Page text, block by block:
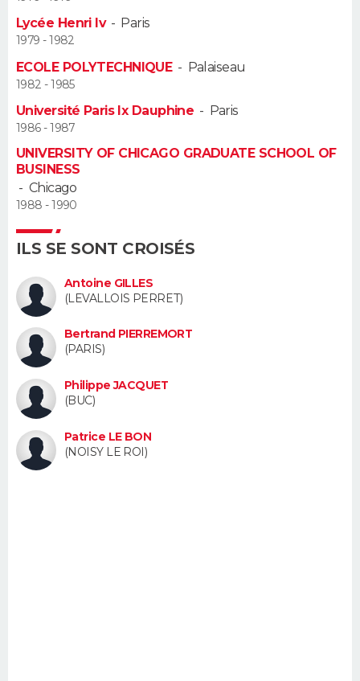
Alimentation
Guide de la santé
Maladies
Médicaments
Sommeil
VOYAGE
Destinations
City break
Voyage nature
Voyage de noces
Forum
Climat
+
PHOTO
GUIDES D'ACHAT
BONS PLANS
CARTE DE VOEUX
Dictionnaire
Biographies
Citations
Expressions
Proverbes
COPAINS D'AVANT
S'inscrire
Se connecter
Lycées
Collèges
Primaires
Universités
Entreprises
Service militaire
Avis de recherche
AVIS DE DÉCÈS
Bricolage
Lifestyle
Culture
Sport
Auto
Television
Voyage
Cinema
Lycée Henri Iv- Paris
1979 - 1982
ECOLE POLYTECHNIQUE- Palaiseau
1982 - 1985
Université Paris Ix Dauphine - Paris
1986 - 1987
UNIVERSITY OF CHICAGO GRADUATE SCHOOL OF
BUSINESS
- Chicago
1988 - 1990
ILS SE SONT CROISÉS
Antoine GILLES
(LEVALLOIS PERRET)
Bertrand PIERREMORT
(PARIS)
Philippe JACQUET
(BUC)
Patrice LE BON
(NOISY LE ROI)